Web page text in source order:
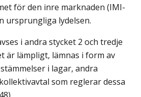
för den inre marknaden (IMI-
ursprungliga lydelsen.
i andra stycket 2 och tredje
är lämpligt, lämnas i form av
i lagar, andra
som reglerar dessa